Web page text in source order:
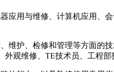
应用与维修、计算机应用、
护、检修和管理等方面的
观维修、TE技术员、工程部